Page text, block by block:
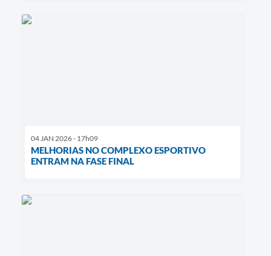
04 JAN 2026 - 17h09
MELHORIAS NO COMPLEXO ESPORTIVO
ENTRAM NA FASE FINAL